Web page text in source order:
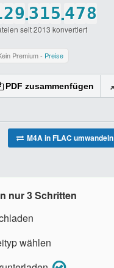
2
3
4
5
6
7
9
0
.3
4
5
6
7
8
9
1
2
3
4
5
6
7
0
5
6
7
8
9
0
.4
5
6
7
8
9
0
7
8
0
8
9
seit 2013 konvertiert
Premium - Preise
PDF zusammenfügen
M4A in FLAC umwandeln
nur 3 Schritten
wählen